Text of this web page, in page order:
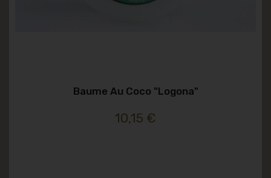
Baume Au Coco "logona"
10,15 €